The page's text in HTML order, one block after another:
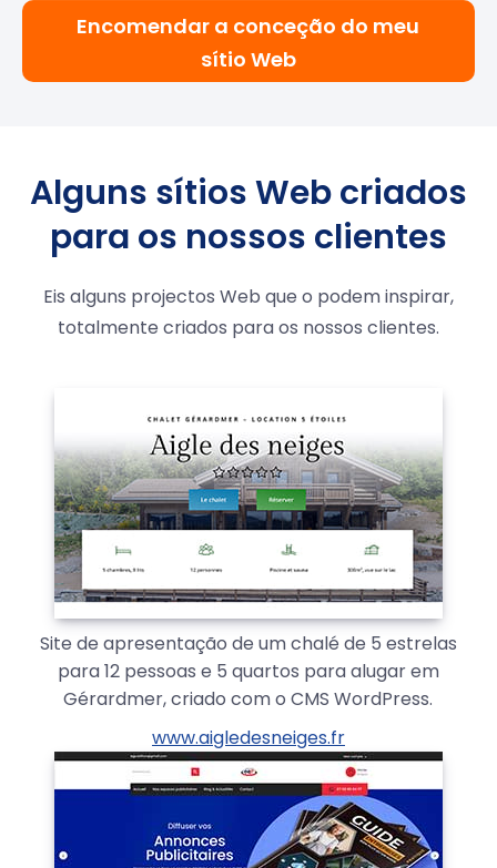
Encomendar a conceção do meu
sítio Web
Alguns sítios Web criados
para os nossos clientes
Eis alguns projectos Web que o podem inspirar,
totalmente criados para os nossos clientes.
Site de apresentação de um chalé de 5 estrelas
para 12 pessoas e 5 quartos para alugar em
Gérardmer, criado com o CMS WordPress.
www.aigledesneiges.fr